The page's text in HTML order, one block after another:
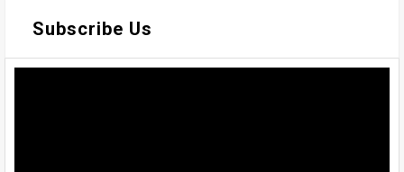
Subscribe Us